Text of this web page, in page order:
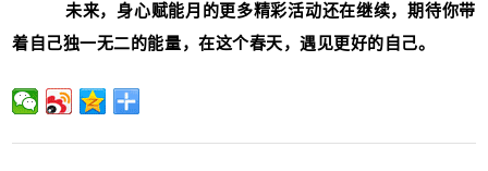
未来，身心赋能月的更多精彩活动还在继续，期待你带
着自己独一无二的能量，在这个春天，遇见更好的自己。